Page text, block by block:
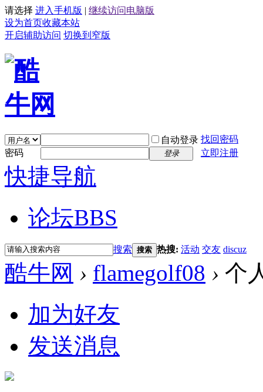
请选择 进入手机版 | 继续访问电脑版
设为首页收藏本站
开启辅助访问 切换到窄版
自动登录 找回密码
密码
登录 立即注册
快捷导航
论坛BBS
搜索 搜索 热搜: 活动 交友 discuz
酷牛网 › flamegolf08 › 个
加为好友
发送消息